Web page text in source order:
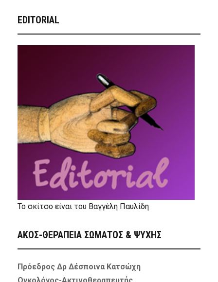
EDITORIAL
Το σκίτσο είναι του Βαγγέλη Παυλίδη
ΑΚΟΣ-ΘΕΡΑΠΕΙΑ ΣΩΜΑΤΟΣ & ΨΥΧΗΣ
Πρόεδρος Δρ Δέσποινα Κατσώχη